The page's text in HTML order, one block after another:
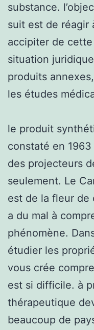
substance.
suit est de réagir
accipiter de
situation
produits
les études
le produit
constaté en
des projecteurs
seulement. Le
est de la fleur de
a du mal à
phénomène.
étudier les
vous crée
est si difficile. à
thérapeutique
beaucoup de